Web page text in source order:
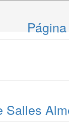
Salles